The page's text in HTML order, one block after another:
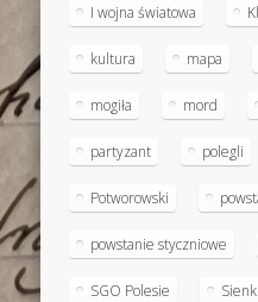
I wojna światowa
kultura mapa
mogiła mord
partyzant polegli
Potworowski
powstanie styczniowe
SGO Polesie